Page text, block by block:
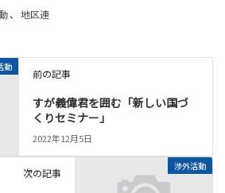
、 地区連
動
前の記事
すが義偉君を囲む「新しい国づ
くりセミナー」
2022年12月5日
渉外活動
次の記事